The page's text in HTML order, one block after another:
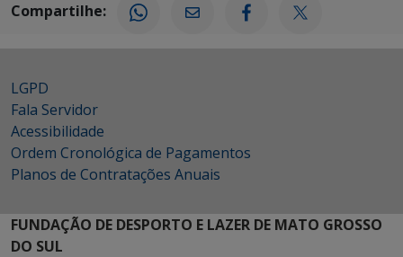
Compartilhe:
LGPD
Fala Servidor
Acessibilidade
Ordem Cronológica de Pagamentos
Planos de Contratações Anuais
FUNDAÇÃO DE DESPORTO E LAZER DE MATO GROSSO
DO SUL